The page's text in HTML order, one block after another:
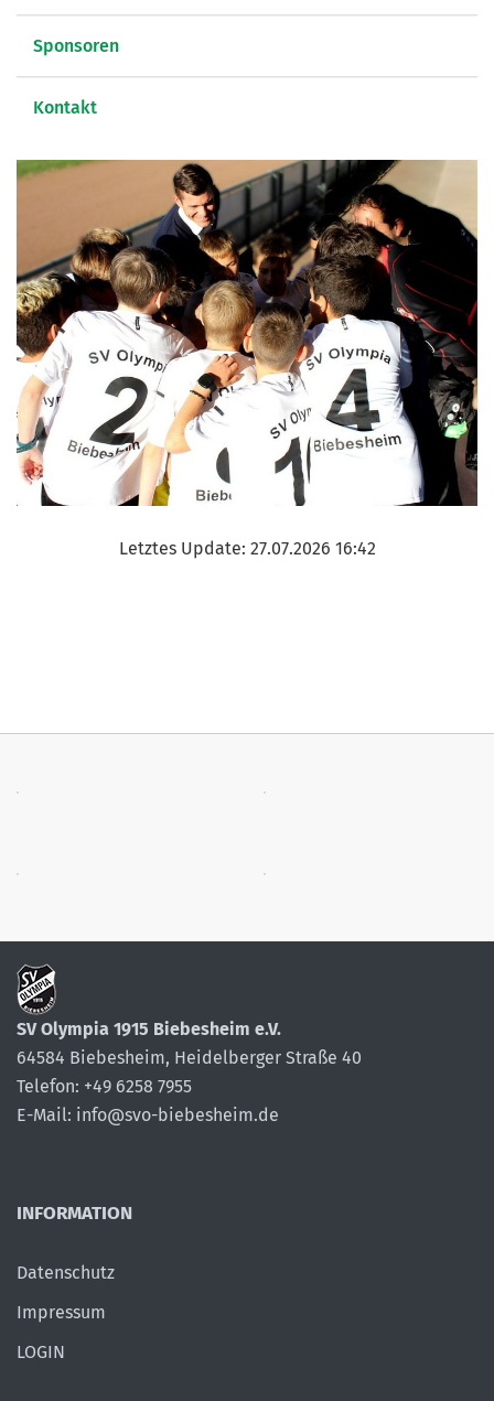
Sponsoren
Kontakt
Letztes Update: 27.07.2026 16:42
SV Olympia 1915 Biebesheim e.V.
64584 Biebesheim, Heidelberger Straße 40
Telefon: +49 6258 7955
E-Mail: info@svo-biebesheim.de
INFORMATION
Datenschutz
Impressum
LOGIN